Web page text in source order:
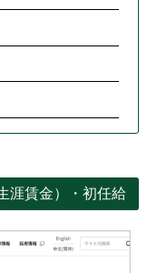
涯賃金）・初任給